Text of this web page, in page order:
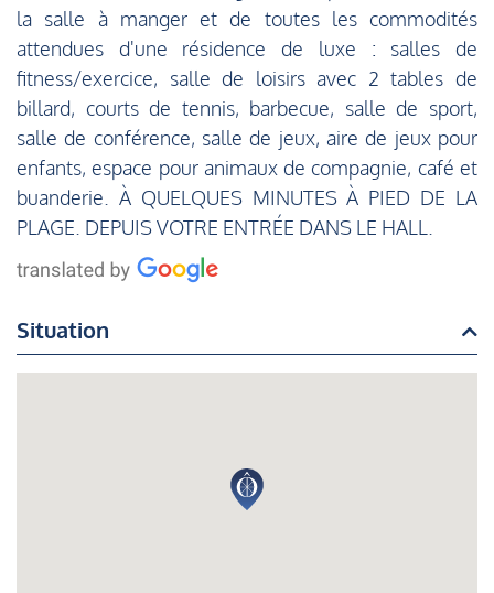
la salle à manger et de toutes les commodités
attendues d'une résidence de luxe : salles de
fitness/exercice, salle de loisirs avec 2 tables de
billard, courts de tennis, barbecue, salle de sport,
salle de conférence, salle de jeux, aire de jeux pour
enfants, espace pour animaux de compagnie, café et
buanderie. À QUELQUES MINUTES À PIED DE LA
PLAGE. DEPUIS VOTRE ENTRÉE DANS LE HALL.
Situation